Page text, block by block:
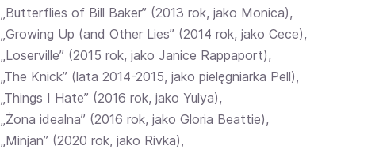
„Butterflies of Bill Baker” (2013 rok, jako Monica),
„Growing Up (and Other Lies” (2014 rok, jako Cece),
„Loserville” (2015 rok, jako Janice Rappaport),
„The Knick” (lata 2014-2015, jako pielęgniarka Pell),
„Things I Hate” (2016 rok, jako Yulya),
„Żona idealna” (2016 rok, jako Gloria Beattie),
„Minjan” (2020 rok, jako Rivka),